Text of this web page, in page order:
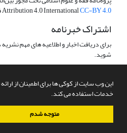
این وب سایت از کوکی ها برای اطمینان از
خدمات استفاده می کند.
متوجه شدم
Attribution 4.0 InternationalCC-BY 4.0
اشتراک خبرنامه
برای دریافت اخبار و اطلاعیه های مهم
شوید.
سامانه مدیریت نشریات علمی.طراحی و